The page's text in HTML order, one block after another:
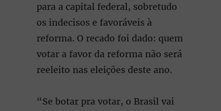
para a capital federal, sobretudo
os indecisos e favoráveis à
reforma. O recado foi dado: quem
votar a favor da reforma não será
reeleito nas eleições deste ano.
“Se botar pra votar, o Brasil vai